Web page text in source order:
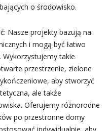
o środowisko.
Nasze projekty bazują na
i mogą być łatwo
takie
przestrzenie, zielone
aby stworzyć
ale także
Oferujemy różnorodne
po przestronne domy